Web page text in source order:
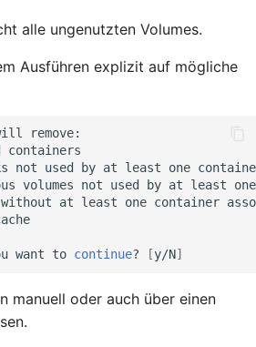
alle ungenutzten Volumes.
Ausführen explizit auf mögliche
not used by at least
one
volumes not used by at least
one
without at least one container
want to continue? [y/N]
manuell oder auch über einen